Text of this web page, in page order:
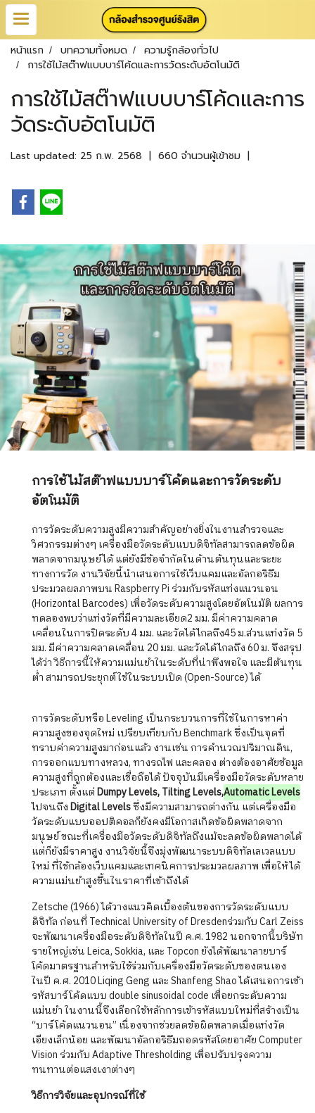
หน้าแรก บทความทั้งหมด
ความรู้กล้องทั่วไป
การใช้ไม้สต๊าฟแบบบาร์โค้ดและการวัดระดับอัตโนมัติ
การใช้ไม้สต๊าฟแบบบาร์โค้ดและการ
วัดระดับอัตโนมัติ
Last updated: 25 ก.พ. 2568 | 660 จำนวนผู้เข้าชม |
การใช้ไม้สต๊าฟแบบบาร์โค้ดและการวัดระดับ
อัตโนมัติ
การวัดระดับความสูงมีความสำคัญอย่างยิ่งในงานสำรวจและ
วิศวกรรมต่างๆ เครื่องมือวัดระดับแบบดิจิทัลสามารถลดข้อผิด
พลาดจากมนุษย์ได้ แต่ยังมีข้อจำกัดในด้านต้นทุนและระยะ
ทางการวัด งานวิจัยนี้นำเสนอการใช้เว็บแคมและอัลกอริธึม
ประมวลผลภาพบน Raspberry Pi ร่วมกับรหัสแท่งแนวนอน
(Horizontal Barcodes) เพื่อวัดระดับความสูงโดยอัตโนมัติ ผลการ
ทดลองพบว่าแท่งวัดที่มีความละเอียด2 มม. มีค่าความคลาด
เคลื่อนในการปิดระดับ 4 มม. และวัดได้ไกลถึง45 ม.ส่วนแท่งวัด 5
มม. มีค่าความคลาดเคลื่อน 20 มม. และวัดได้ไกลถึง 60 ม. จึงสรุป
ได้ว่า วิธีการนี้ให้ความแม่นยำในระดับที่น่าพึงพอใจ และมีต้นทุน
ต่ำ สามารถประยุกต์ใช้ในระบบเปิด (Open-Source) ได้
การวัดระดับหรือ Leveling เป็นกระบวนการที่ใช้ในการหาค่า
ความสูงของจุดใหม่ เปรียบเทียบกับ Benchmark ซึ่งเป็นจุดที่
ทราบค่าความสูงมาก่อนแล้ว งานเช่น การคำนวณปริมาณดิน,
การออกแบบทางหลวง, ทางรถไฟ และคลอง ต่างต้องอาศัยข้อมูล
ความสูงที่ถูกต้องและเชื่อถือได้ ปัจจุบันมีเครื่องมือวัดระดับหลาย
ประเภท ตั้งแต่Dumpy Levels, Tilting Levels,Automatic Levels
ไปจนถึงDigital Levelsซึ่งมีความสามารถต่างกัน แต่เครื่องมือ
วัดระดับแบบออปติคอลก็ยังคงมีโอกาสเกิดข้อผิดพลาดจาก
มนุษย์ ขณะที่เครื่องมือวัดระดับดิจิทัลถึงแม้จะลดข้อผิดพลาดได้
แต่ก็ยังมีราคาสูง งานวิจัยนี้จึงมุ่งพัฒนาระบบดิจิทัลเลเวลแบบ
ใหม่ ที่ใช้กล้องเว็บแคมและเทคนิคการประมวลผลภาพ เพื่อให้ได้
ความแม่นยำสูงขึ้นในราคาที่เข้าถึงได้
Zetsche (1966) ได้วางแนวคิดเบื้องต้นของการวัดระดับแบบ
ดิจิทัล ก่อนที่ Technical University of Dresdenร่วมกับ Carl Zeiss
จะพัฒนาเครื่องมือระดับดิจิทัลในปี ค.ศ. 1982 นอกจากนี้บริษัท
รายใหญ่เช่น Leica, Sokkia, และ Topcon ยังได้พัฒนาลายบาร์
โค้ดมาตรฐานสำหรับใช้ร่วมกับเครื่องมือวัดระดับของตนเอง
ในปี ค.ศ. 2010 Liqing Geng และ Shanfeng Shao ได้เสนอการเข้า
รหัสบาร์โค้ดแบบ double sinusoidal code เพื่อยกระดับความ
แม่นยำ ในงานนี้จึงเลือกใช้หลักการเข้ารหัสแบบใหม่ที่สร้างเป็น
“บาร์โค้ดแนวนอน” เนื่องจากช่วยลดข้อผิดพลาดเมื่อแท่งวัด
เอียงเล็กน้อย และพัฒนาอัลกอริธึมถอดรหัสโดยอาศัย Computer
Vision ร่วมกับ Adaptive Thresholding เพื่อปรับปรุงความ
ทนทานต่อแสงเงาต่างๆ
วิธีการวิจัยและอุปกรณ์ที่ใช้